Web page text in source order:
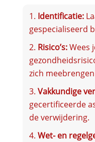
Identificatie:
gespecialiseerd
Risico’s:Wees
zich
Vakkundige
gecertificeerde
de verwijdering.
Wet- en